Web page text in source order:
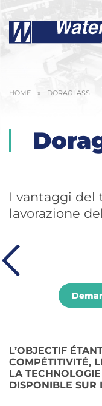
HOME » DORAGLASS
I vantaggi del
lavorazione
L’OBJECTIF
COMPÉTITIVITÉ,
LA
DISPONIBLE SUR